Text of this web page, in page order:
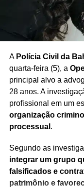
A Polícia Civil da
quarta-feira (5), a
principal alvo a
28 anos. A
profissional em um
organização
processual .
Segundo as
integrar um grupo
falsificados e
patrimônio e